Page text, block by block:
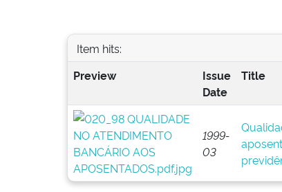
Item hits:
Preview
Issue
Date
Title
1999-
03